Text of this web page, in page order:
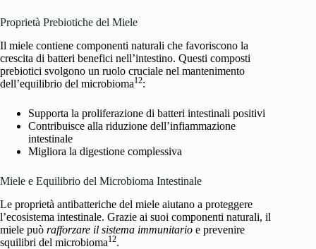
Proprietà Prebiotiche del Miele
Il miele contiene componenti naturali che favoriscono la
crescita di batteri benefici nell’intestino. Questi composti
prebiotici svolgono un ruolo cruciale nel mantenimento
dell’equilibrio del microbioma12:
Supporta la proliferazione di batteri intestinali positivi
Contribuisce alla riduzione dell’infiammazione
intestinale
Migliora la digestione complessiva
Miele e Equilibrio del Microbioma Intestinale
Le proprietà antibatteriche del miele aiutano a proteggere
l’ecosistema intestinale. Grazie ai suoi componenti naturali, il
miele può rafforzare il sistema immunitario e prevenire
squilibri del microbioma12.